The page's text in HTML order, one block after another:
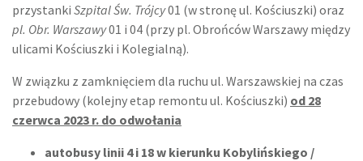
przystanki Szpital Św. Trójcy01 (w stronę ul. Kościuszki) oraz
pl. Obr. Warszawy01 i 04 (przy pl. Obrońców Warszawy między
ulicami Kościuszki i Kolegialną).
W związku z zamknięciem dla ruchu ul. Warszawskiej na czas
przebudowy (kolejny etap remontu ul. Kościuszki) od 28
czerwca 2023 r. do odwołania
autobusy linii 4 i 18 w kierunku Kobylińskiego /